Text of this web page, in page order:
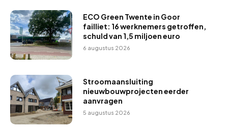
ECO Green Twente in Goor
failliet: 16 werknemers getroffen,
schuld van 1,5 miljoen euro
6 augustus 2026
Stroomaansluiting
nieuwbouwprojecten eerder
aanvragen
5 augustus 2026